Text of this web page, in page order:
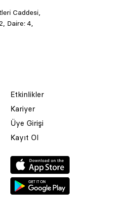
Caddesi,
Daire: 4,
Etkinlikler
Kariyer
Üye Girişi
Kayıt Ol